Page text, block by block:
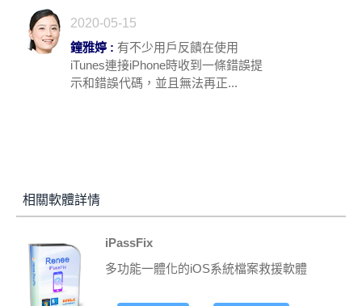
2020-05-15
鐘雅婷 : 有不少用戶反饋在使用
iTunes連接iPhone時收到一條錯誤提
示和錯誤代碼，並且無法再正...
相關軟體詳情
iPassFix
多功能一體化的iOS系統檔案救援軟體